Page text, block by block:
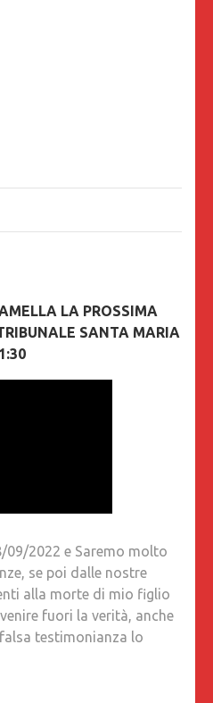
LA PROSSIMA
SANTA MARIA
09/2022 e Saremo molto
se poi dalle nostre
alla morte di mio figlio
fuori la verità, anche
testimonianza lo